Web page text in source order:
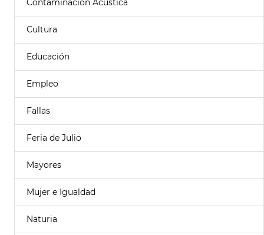
Cultura
Educación
Empleo
Fallas
Feria de Julio
Mayores
Mujer e Igualdad
Naturia